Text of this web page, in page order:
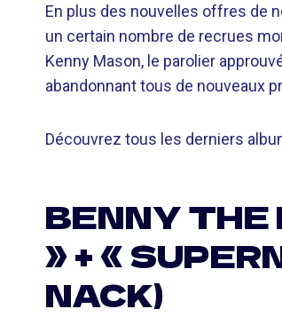
En plus des nouvelles offres de
un certain nombre de recrues
Kenny Mason, le parolier
abandonnant tous de nouveaux
Découvrez tous les derniers
BENNY
» + «
NACK)